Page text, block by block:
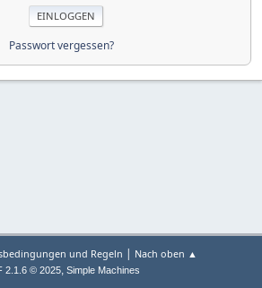
Passwort vergessen?
und Regeln | Nach oben ▲
2.1.6 © 2025, Simple Machines